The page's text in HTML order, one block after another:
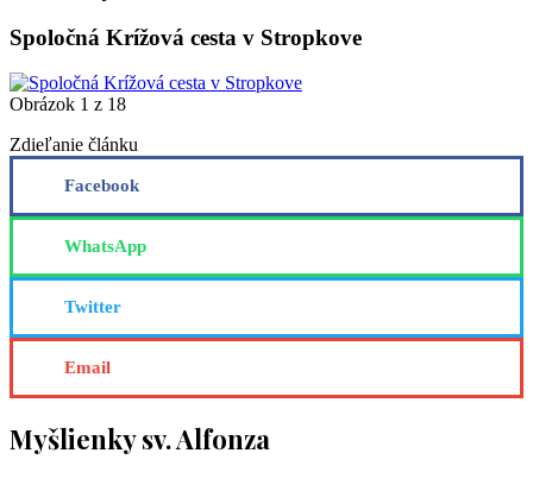
Spoločná Krížová cesta v Stropkove
Obrázok 1 z 18
Zdieľanie článku
Facebook
WhatsApp
Twitter
Email
Myšlienky sv. Alfonza